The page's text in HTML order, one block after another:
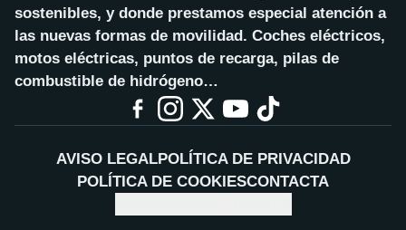
sostenibles, y donde prestamos especial atención a
las nuevas formas de movilidad. Coches eléctricos,
motos eléctricas, puntos de recarga, pilas de
combustible de hidrógeno…
AVISO LEGALPOLÍTICA DE PRIVACIDAD
POLÍTICA DE COOKIESCONTACTA